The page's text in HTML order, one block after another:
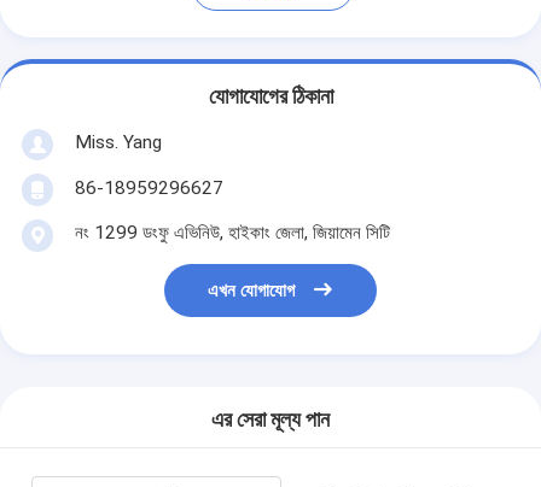
যোগাযোগের ঠিকানা
Miss. Yang
86-18959296627
নং 1299 ডংফু এভিনিউ, হাইকাং জেলা, জিয়ামেন সিটি
এখন যোগাযোগ
এর সেরা মূল্য পান